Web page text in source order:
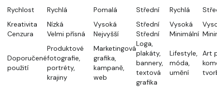
Rychlost
Rychlá Pomalá Střední Rychlá
Kreativita
Nízká Vysoká Střední Vysoká
Cenzura
Velmi přísná Nejvyšší Střední Minimální
Doporučené
použití
Produktové
fotografie,
portréty,
krajiny
Marketingová
grafika,
kampaně,
web
Loga,
plakáty,
bannery,
textová
grafika
Lifestyle,
móda,
umění
Art